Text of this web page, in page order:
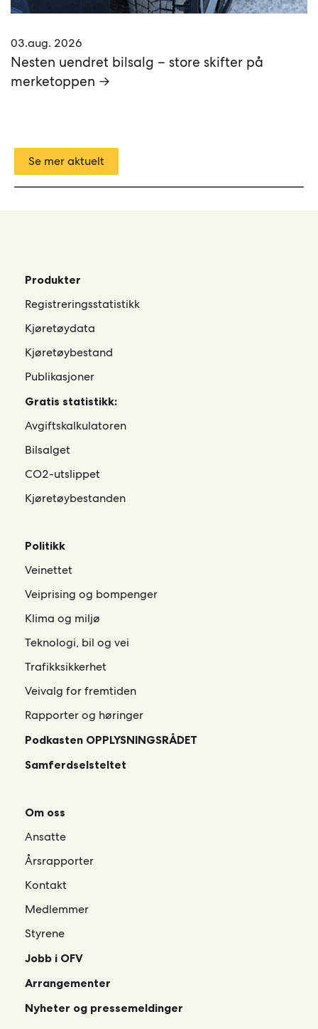
03.aug. 2026
Nesten uendret bilsalg – store skifter på
merketoppen →
Se mer aktuelt
Produkter
Registreringsstatistikk
Kjøretøydata
Kjøretøybestand
Publikasjoner
Gratis statistikk:
Avgiftskalkulatoren
Bilsalget
CO2-utslippet
Kjøretøybestanden
Politikk
Veinettet
Veiprising og bompenger
Klima og miljø
Teknologi, bil og vei
Trafikksikkerhet
Veivalg for fremtiden
Rapporter og høringer
Podkasten OPPLYSNINGSRÅDET
Samferdselsteltet
Om oss
Ansatte
Årsrapporter
Kontakt
Medlemmer
Styrene
Jobb i OFV
Arrangementer
Nyheter og pressemeldinger